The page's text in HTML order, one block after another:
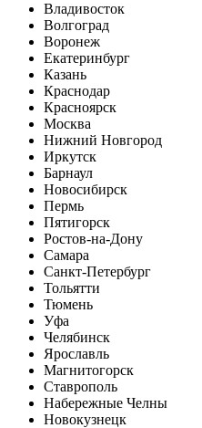
Владивосток
Волгоград
Воронеж
Екатеринбург
Казань
Краснодар
Красноярск
Москва
Нижний Новгород
Иркутск
Барнаул
Новосибирск
Пермь
Пятигорск
Ростов-на-Дону
Самара
Санкт-Петербург
Тольятти
Тюмень
Уфа
Челябинск
Ярославль
Магнитогорск
Ставрополь
Набережные Челны
Новокузнецк